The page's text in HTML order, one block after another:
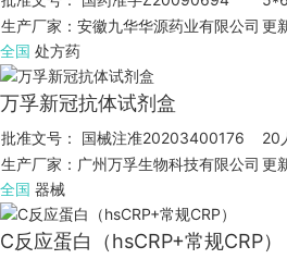
生产厂家：安徽九华华源药业有限公司 更
全国 处方药
万孚新冠抗体试剂盒
批准文号： 国械注准20203400176
20
生产厂家：广州万孚生物科技有限公司 更
全国 器械
C反应蛋白（hsCRP+常规CRP）